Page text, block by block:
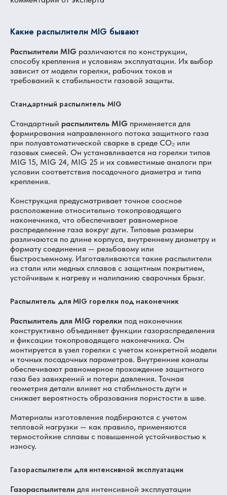
Какие распылители MIG бывают
Распылители MIG различаются по конструкции,
способу крепления и условиям эксплуатации. Их выбор
зависит от модели горелки, рабочих токов и
требований к стабильности газовой защиты.
Стандартный распылитель MIG
Стандартный распылитель MIG применяется для
формирования направленного потока защитного газа
при полуавтоматической сварке в среде CO₂ или
газовых смесей. Он устанавливается на горелки типов
MIG 15, MIG 24, MIG 25 и их совместимые аналоги при
условии соответствия посадочного диаметра и типа
крепления.
Конструкция предусматривает точное соосное
расположение относительно токопроводящего
наконечника, что обеспечивает равномерное
распределение газа вокруг дуги. Типовые размеры
различаются по длине корпуса, внутреннему диаметру и
формату соединения — резьбовому или
быстросъемному. Изготавливаются такие распылители
из стали или медных сплавов с защитным покрытием,
устойчивым к нагреву и налипанию сварочных брызг.
Распылитель для MIG горелки под наконечник
Распылитель для MIG горелки под наконечник
конструктивно объединяет функции газораспределения
и фиксации токопроводящего наконечника. Он
монтируется в узел горелки с учетом конкретной модели
и точных посадочных параметров. Внутренние каналы
обеспечивают равномерное прохождение защитного
газа без завихрений и потери давления. Точная
геометрия детали влияет на стабильность дуги и
снижает вероятность образования пористости в шве.
Материалы изготовления подбираются с учетом
тепловой нагрузки — как правило, применяются
термостойкие сплавы с повышенной устойчивостью к
износу.
Газораспылители для интенсивной эксплуатации
Газораспылители для интенсивной эксплуатации